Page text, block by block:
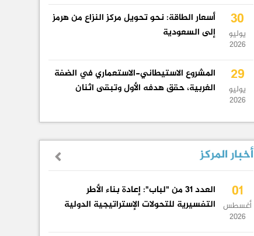
30
يوليو
2026
أسعار الطاقة: نحو تحويل مركز النزاع من هرمز
إلى السعودية
29
يوليو
2026
المشروع الاستيطاني-الاستعماري في الضفة
الغربية، حقق هدفه الأول وتبقى اثنان
أخبار المركز
01
أغسطس
2026
العدد 31 من "لباب": إعادة بناء الأطر
التفسيرية للتحولات الإستراتيجية الدولية